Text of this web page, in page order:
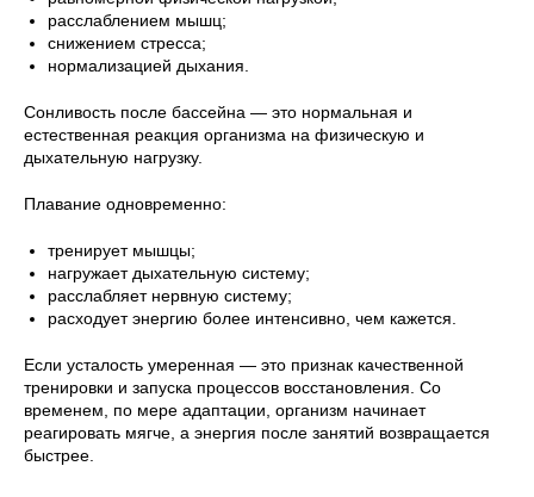
расслаблением мышц;
снижением стресса;
нормализацией дыхания.
Сонливость после бассейна — это нормальная и
естественная реакция организма на физическую и
дыхательную нагрузку.
Плавание одновременно:
тренирует мышцы;
нагружает дыхательную систему;
расслабляет нервную систему;
расходует энергию более интенсивно, чем кажется.
Если усталость умеренная — это признак качественной
тренировки и запуска процессов восстановления. Со
временем, по мере адаптации, организм начинает
реагировать мягче, а энергия после занятий возвращается
быстрее.